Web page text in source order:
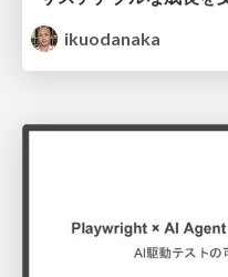
ikuodanaka